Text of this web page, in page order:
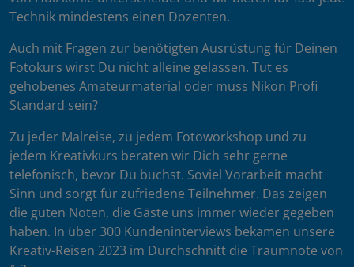
Technik mindestens einen Dozenten.
Auch mit Fragen zur benötigten Ausrüstung für Deinen
Fotokurs wirst Du nicht alleine gelassen. Tut es
gehobenes Amateurmaterial oder muss Nikon Profi
Standard sein?
Zu jeder Malreise, zu jedem Fotoworkshop und zu
jedem Kreativkurs beraten wir Dich sehr gerne
telefonisch, bevor Du buchst. Soviel Vorarbeit macht
Sinn und sorgt für zufriedene Teilnehmer. Das zeigen
die guten Noten, die Gäste uns immer wieder gegeben
haben. In über 300 Kundeninterviews bekamen unsere
Kreativ-Reisen 2023 im Durchschnitt die Traumnote von